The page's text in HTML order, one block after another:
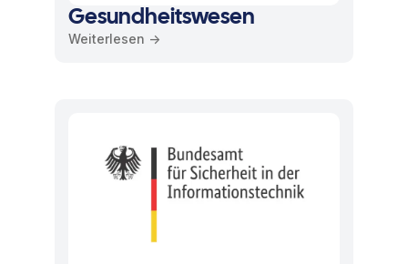
Gesundheitswesen
Weiterlesen ->